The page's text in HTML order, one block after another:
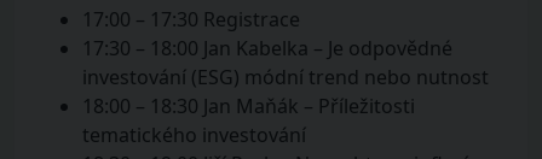
17:00 – 17:30 Registrace
17:30 – 18:00 Jan Kabelka – Je odpovědné
investování (ESG) módní trend nebo nutnost
18:00 – 18:30 Jan Maňák – Příležitosti
tematického investování